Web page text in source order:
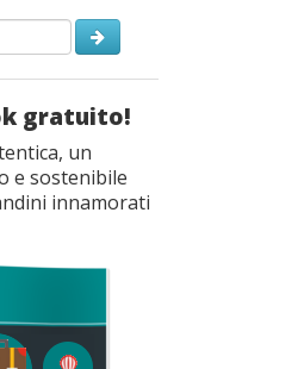
gratuito!
un
e sostenibile
innamorati